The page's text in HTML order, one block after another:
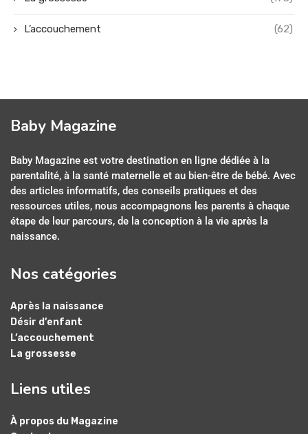
L’accouchement (62)
Baby Magazine
Baby Magazine est votre destination en ligne dédiée à la
parentalité, à la santé maternelle et au bien-être de bébé. Avec
des articles informatifs, des conseils pratiques et des
ressources utiles, nous accompagnons les parents à chaque
étape de leur parcours, de la conception à la vie après la
naissance.
Nos catégories
Après la naissance
Désir d’enfant
L’accouchement
La grossesse
Liens utiles
À propos du Magazine